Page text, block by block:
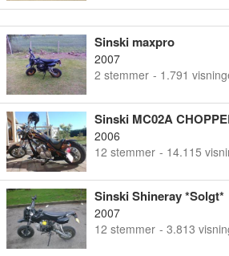
Sinski maxpro
2007
2 stemmer - 1.791
Sinski MC02A
2006
12 stemmer - 14.115
Sinski Shineray *Solgt*
2007
12 stemmer - 3.813